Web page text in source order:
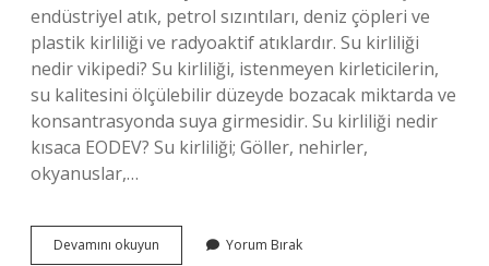
endüstriyel atık, petrol sızıntıları, deniz çöpleri ve
plastik kirliliği ve radyoaktif atıklardır. Su kirliliği
nedir vikipedi? Su kirliliği, istenmeyen kirleticilerin,
su kalitesini ölçülebilir düzeyde bozacak miktarda ve
konsantrasyonda suya girmesidir. Su kirliliği nedir
kısaca EODEV? Su kirliliği; Göller, nehirler,
okyanuslar,…
Devamını okuyun Yorum Bırak